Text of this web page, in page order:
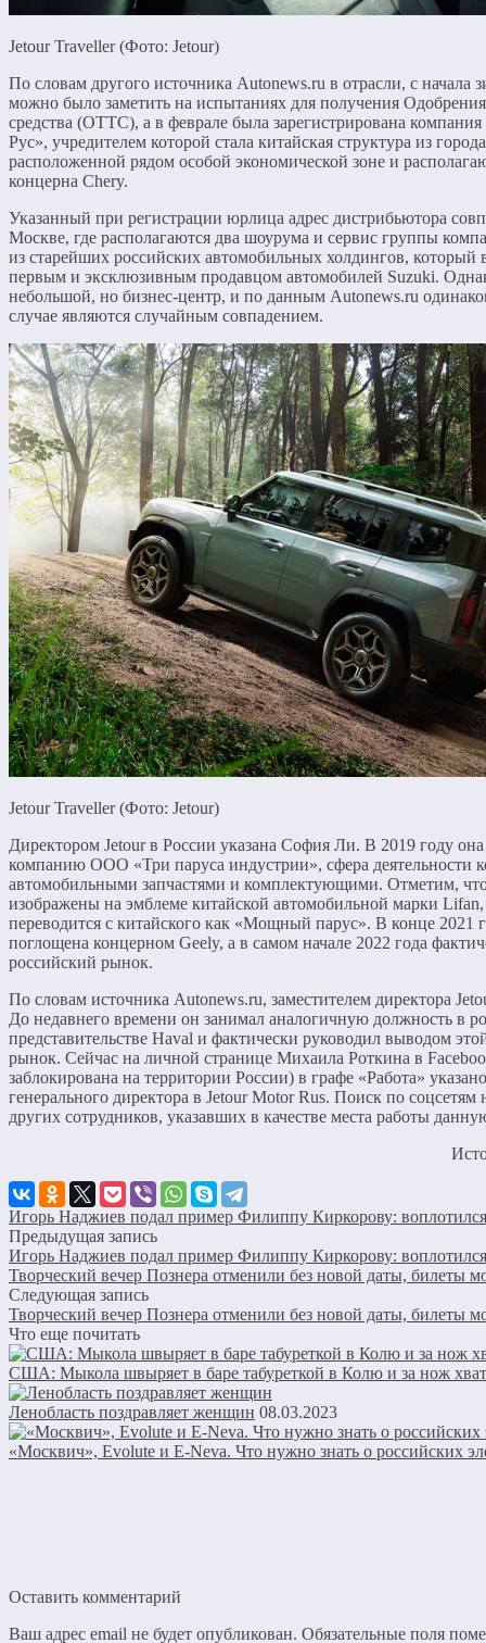
Jetour Traveller (Фото: Jetour)
По словам другого источника Autonews.ru в отрасли, с
можно было заметить на испытаниях для получения
средства (ОТТС), а в феврале была зарегистрирована
Рус», учредителем которой стала китайская структура из
расположенной рядом особой экономической зоне и
концерна Chery.
Указанный при регистрации юрлица адрес дистрибьютора
Москве, где располагаются два шоурума и сервис группы
из старейших российских автомобильных холдингов, который
первым и эксклюзивным продавцом автомобилей Suzuki.
небольшой, но бизнес-центр, и по данным Autonews.ru
случае являются случайным совпадением.
Jetour Traveller (Фото: Jetour)
Директором Jetour в России указана София Ли. В 2019 году
компанию ООО «Три паруса индустрии», сфера деятельности
автомобильными запчастями и комплектующими. Отметим,
изображены на эмблеме китайской автомобильной марки Lifan,
переводится с китайского как «Мощный парус». В конце 2021
поглощена концерном Geely, а в самом начале 2022 года
российский рынок.
По словам источника Autonews.ru, заместителем директора
До недавнего времени он занимал аналогичную должность в
представительстве Haval и фактически руководил выводом
рынок. Сейчас на личной странице Михаила Роткина в
заблокирована на территории России) в графе «Работа»
генерального директора в Jetour Motor Rus. Поиск по соцсетям
других сотрудников, указавших в качестве места работы
Игорь Наджиев подал пример Филиппу Киркорову:
Предыдущая запись
Игорь Наджиев подал пример Филиппу Киркорову:
Творческий вечер Познера отменили без новой даты, билеты
Следующая запись
Творческий вечер Познера отменили без новой даты, билеты
Что еще почитать
США: Мыкола швыряет в баре табуреткой в Колю и за нож
Ленобласть поздравляет женщин 08.03.2023
«Москвич», Evolute и E-Neva. Что нужно знать о российских
Оставить комментарий
Ваш адрес email не будет опубликован. Обязательные поля